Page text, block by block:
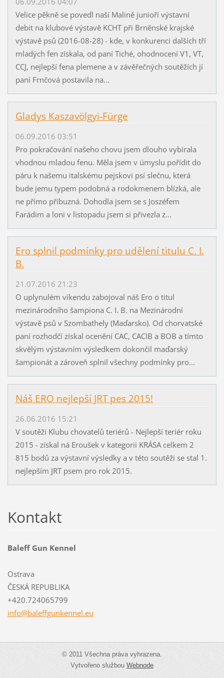
Velice pěkně se povedl naší Malině junioří výstavní
debit na klubové výstavě KCHT při Brněnské krajské
výstavě psů (2016-08-28) - kde, v konkurenci dalších tří
mladých fen získala, od paní Tiché, ohodnocení V1, VT,
CCJ, nejlepší fena plemene a v závěřečných soutěžích jí
paní Frnčová postavila na...
Gladys Kaszavölgyi-Fürge
06.09.2016 03:51
Pro pokračování našeho chovu jsem dlouho vybírala
vhodnou mladou fenu. Měla jsem v úmyslu pořídit do
páru k našemu italskému pejskovi psí slečnu, která
bude jemu typem podobná a rodokmenem blízká, ale
ne přímo příbuzná. Dohodla jsem se s Joszéfem
Farádim a loni v listopadu jsem si přivezla z...
Ero splnil podmínky pro udělení titulu C. I.
B.
21.07.2016 21:23
O uplynulém víkendu zabojoval náš Ero o titul
mezinárodního šampiona C. I. B. na Mezinárodní
výstavě psů v Szombathely (Maďarsko). Od chorvatské
paní rozhodčí získal ocenění CAC, CACIB a BOB a tímto
skvělým výstavním výsledkem dokončil maďarský
šampionát a zároveň splnil všechny podmínky pro...
Náš ERO nejlepší JRT pes 2015!
26.06.2016 15:21
V soutěži Klubu chovatelů teriérů - Nejlepší teriér roku
2015 - získal ná Eroušek v kategorii KRÁSA celkem 2
815 bodů za výstavní výsledky a v této soutěži se stal 1.
nejlepším JRT psem pro rok 2015.
Kontakt
Baleff Gun Kennel
Ostrava
ČESKÁ REPUBLIKA
+420.724065799
info@baleffgunkennel.eu
© 2011 Všechna práva vyhrazena.
Vytvořeno službouWebnode